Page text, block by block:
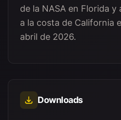
de la NASA en Florida
a la costa de California
abril de 2026.
Downloads